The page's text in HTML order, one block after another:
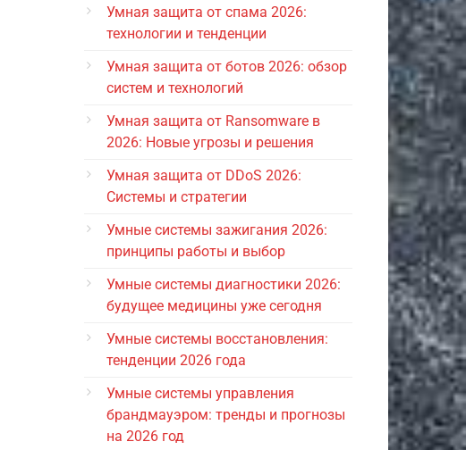
Умная защита от спама 2026:
технологии и тенденции
Умная защита от ботов 2026: обзор
систем и технологий
Умная защита от Ransomware в
2026: Новые угрозы и решения
Умная защита от DDoS 2026:
Системы и стратегии
Умные системы зажигания 2026:
принципы работы и выбор
Умные системы диагностики 2026:
будущее медицины уже сегодня
Умные системы восстановления:
тенденции 2026 года
Умные системы управления
брандмауэром: тренды и прогнозы
на 2026 год